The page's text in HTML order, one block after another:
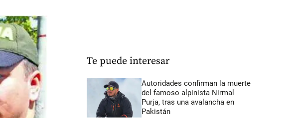
Te puede interesar
Autoridades confirman la muerte
del famoso alpinista Nirmal
Purja, tras una avalancha en
Pakistán